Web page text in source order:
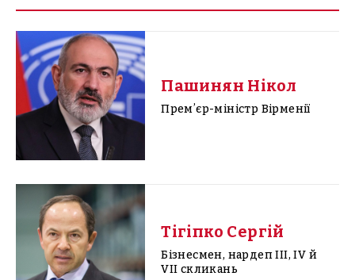
Пашинян Нікол
Премʼєр-міністр Вірменії
Тігіпко Сергій
Бізнесмен, нардеп III, IV й
VII скликань